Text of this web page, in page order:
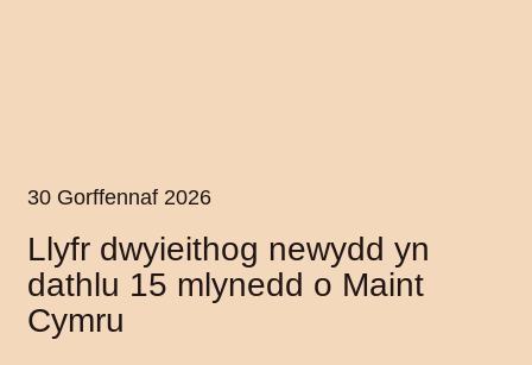
30 Gorffennaf 2026
Llyfr dwyieithog newydd yn
dathlu 15 mlynedd o Maint
Cymru